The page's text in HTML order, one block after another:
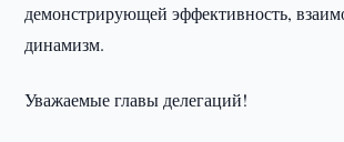
демонстрирующей эффективность,
динамизм.
Уважаемые главы делегаций!